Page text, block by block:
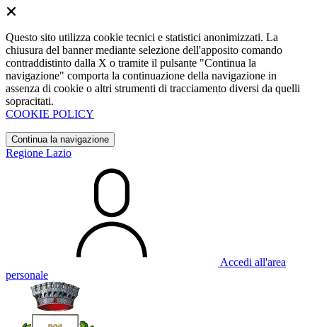
Questo sito utilizza cookie tecnici e statistici anonimizzati. La
chiusura del banner mediante selezione dell'apposito comando
contraddistinto dalla X o tramite il pulsante "Continua la
navigazione" comporta la continuazione della navigazione in
assenza di cookie o altri strumenti di tracciamento diversi da quelli
sopracitati.
COOKIE POLICY
Continua la navigazione
Regione Lazio
Accedi all'area
personale